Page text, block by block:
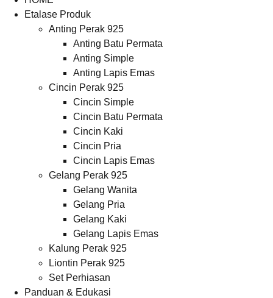
Etalase Produk
Anting Perak 925
Anting Batu Permata
Anting Simple
Anting Lapis Emas
Cincin Perak 925
Cincin Simple
Cincin Batu Permata
Cincin Kaki
Cincin Pria
Cincin Lapis Emas
Gelang Perak 925
Gelang Wanita
Gelang Pria
Gelang Kaki
Gelang Lapis Emas
Kalung Perak 925
Liontin Perak 925
Set Perhiasan
Panduan & Edukasi